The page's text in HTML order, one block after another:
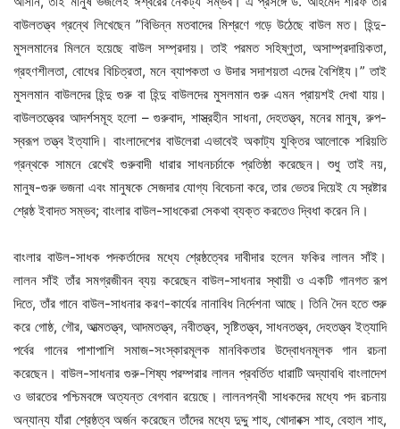
বাউলতত্ত্ব গ্রন্থে লিখেছেন ”বিভিন্ন মতবাদের মিশ্রণে গড়ে উঠেছে বাউল মত। হিন্দু-
মুসলমানের মিলনে হয়েছে বাউল সম্প্রদায়। তাই পরমত সহিষ্ণুতা, অসাম্প্রদায়িকতা,
গ্রহণশীলতা, বোধের বিচিত্রতা, মনে ব্যাপকতা ও উদার সদাশয়তা এদের বৈশিষ্ট্য।” তাই
মুসলমান বাউলদের হিন্দু গুরু বা হিন্দু বাউলদের মুসলমান গুরু এমন প্রায়শই দেখা যায়।
বাউলতত্ত্বের আদর্শসমূহ হলো – গুরুবাদ, শাস্ত্রহীন সাধনা, দেহতত্ত্ব, মনের মানুষ, রুপ-
স্বরূপ তত্ত্ব ইত্যাদি। বাংলাদেশের বাউলেরা এভাবেই অকাট্য যুক্তির আলোকে শরিয়তি
গ্রন্থকে সামনে রেখেই গুরুবাদী ধারার সাধনচর্চাকে প্রতিষ্ঠা করেছেন। শুধু তাই নয়,
মানুষ-গুরু ভজনা এবং মানুষকে সেজদার যোগ্য বিবেচনা করে, তার ভেতর দিয়েই যে স্রষ্টার
শ্রেষ্ঠ ইবাদত সম্ভব; বাংলার বাউল-সাধকেরা সেকথা ব্যক্ত করতেও দ্বিধা করেন নি।
বাংলার বাউল-সাধক পদকর্তাদের মধ্যে শ্রেষ্ঠত্বের দাবীদার হলেন ফকির লালন সাঁই।
লালন সাঁই তাঁর সমগ্রজীবন ব্যয় করেছেন বাউল-সাধনার স্থায়ী ও একটি গানগত রূপ
দিতে, তাঁর গানে বাউল-সাধনার করণ-কার্যের নানাবিধ নির্দেশনা আছে। তিনি দৈন হতে শুরু
করে গোষ্ঠ, গৌর, আত্মতত্ত্ব, আদমতত্ত্ব, নবীতত্ত্ব, সৃষ্টিতত্ত্ব, সাধনতত্ত্ব, দেহতত্ত্ব ইত্যাদি
পর্বের গানের পাশাপাশি সমাজ-সংস্কারমূলক মানবিকতার উদ্বোধনমূলক গান রচনা
করেছেন। বাউল-সাধনার গুরু-শিষ্য পরম্পরার লালন প্রবর্তিত ধারাটি অদ্যাবধি বাংলাদেশ
ও ভারতের পশ্চিমবঙ্গে অত্যন্ত বেগবান রয়েছে। লালনপন্থী সাধকদের মধ্যে পদ রচনায়
অন্যান্য যাঁরা শ্রেষ্ঠত্ব অর্জন করেছেন তাঁদের মধ্যে দুদ্দু শাহ, খোদাবক্স শাহ, বেহাল শাহ,